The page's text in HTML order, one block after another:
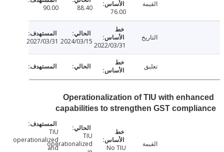
88.40
90.00
2022/03/31
2024/03/15
2027/03/31
Operationalization of TIU with
capabilities to strengthen GST
No TIU
TIU
operationalized
TIU
operationalized
and